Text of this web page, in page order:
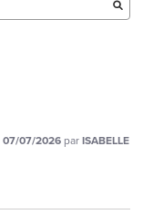
07/07/2026 parISABELLE